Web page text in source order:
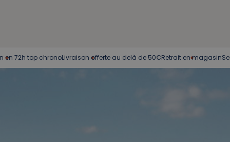
top chrono Livraison offerte au delà de 50€ Retrait en magasinService